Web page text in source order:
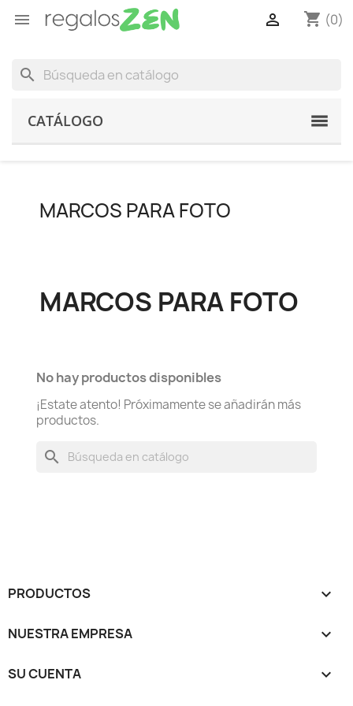
 shopping_cart (0)

search
CATÁLOGO
MARCOS PARA FOTO
MARCOS PARA FOTO
No hay productos disponibles
¡Estate atento! Próximamente se añadirán más
productos.
search
PRODUCTOS 
NUESTRA EMPRESA 
SU CUENTA 